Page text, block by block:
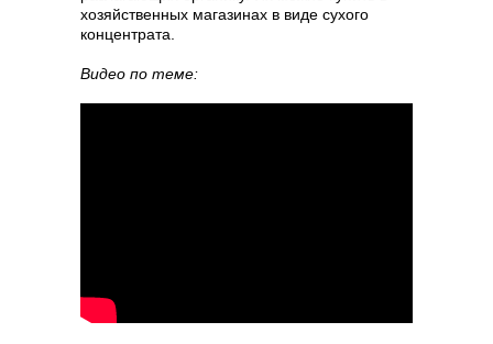
хозяйственных магазинах в виде сухого
концентрата.
Видео по теме: